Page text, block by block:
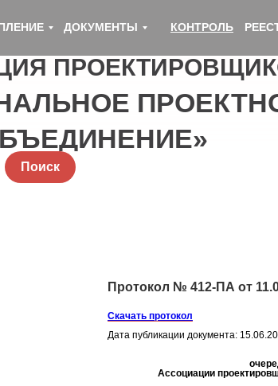
ДОКУМЕНТЫ КОНТРОЛЬ
Поиск
Протокол № 412-ПА от
Скачать протокол
Дата публикации документа:
Ассоциации